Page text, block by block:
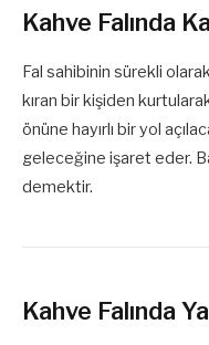
Kahve Falında
Fal sahibinin sürekli
kıran bir kişiden
önüne hayırlı bir yol
geleceğine işaret eder.
demektir.
Kahve Falında